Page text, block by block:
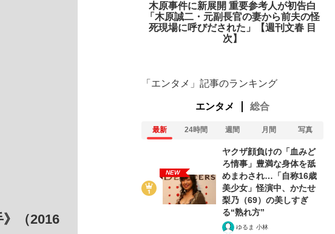
（2016
木原事件に新展開 重要参考人が初告白
「木原誠二・元副長官の妻から前夫の怪
死現場に呼びだされた」【週刊文春 目
次】
「エンタメ」記事のランキング
エンタメ 総合
最新 24時間 週間 月間 写真
NEW
ヤクザ顔負けの「血みど
ろ情事」豊満な身体を舐
めまわされ…「自称16歳
美少女」怪演中、かたせ
梨乃（69）の美しすぎ
る“熟れ方”
ゆるま 小林